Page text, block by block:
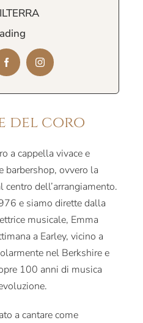
del coro
a cappella vivace e
barbershop, ovvero la
centro dell’arrangiamento.
e siamo dirette dalla
musicale, Emma
a Earley, vicino a
nel Berkshire e
100 anni di musica
a cantare come